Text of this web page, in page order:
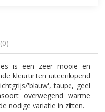
is een zeer mooie en
kleurtinten uiteenlopend
'blauw', taupe, geel
overwegend warme
nodige variatie in zitten.